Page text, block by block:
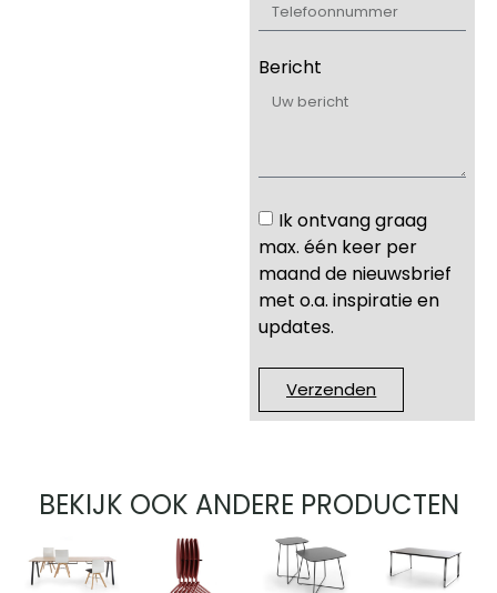
Bericht
Ik ontvang graag
max. één keer per
maand de nieuwsbrief
met o.a. inspiratie en
updates.
Verzenden
BEKIJK OOK ANDERE PRODUCTEN